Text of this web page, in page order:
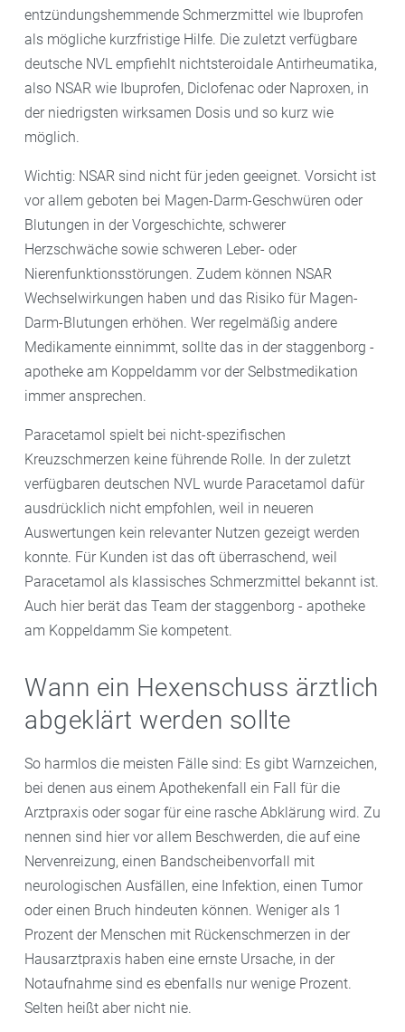
entzündungshemmende Schmerzmittel wie Ibuprofen
als mögliche kurzfristige Hilfe. Die zuletzt verfügbare
deutsche NVL empfiehlt nichtsteroidale Antirheumatika,
also NSAR wie Ibuprofen, Diclofenac oder Naproxen, in
der niedrigsten wirksamen Dosis und so kurz wie
möglich.
Wichtig: NSAR sind nicht für jeden geeignet. Vorsicht ist
vor allem geboten bei Magen-Darm-Geschwüren oder
Blutungen in der Vorgeschichte, schwerer
Herzschwäche sowie schweren Leber- oder
Nierenfunktionsstörungen. Zudem können NSAR
Wechselwirkungen haben und das Risiko für Magen-
Darm-Blutungen erhöhen. Wer regelmäßig andere
Medikamente einnimmt, sollte das in der staggenborg -
apotheke am Koppeldamm vor der Selbstmedikation
immer ansprechen.
Paracetamol spielt bei nicht-spezifischen
Kreuzschmerzen keine führende Rolle. In der zuletzt
verfügbaren deutschen NVL wurde Paracetamol dafür
ausdrücklich nicht empfohlen, weil in neueren
Auswertungen kein relevanter Nutzen gezeigt werden
konnte. Für Kunden ist das oft überraschend, weil
Paracetamol als klassisches Schmerzmittel bekannt ist.
Auch hier berät das Team der staggenborg - apotheke
am Koppeldamm Sie kompetent.
Wann ein Hexenschuss ärztlich
abgeklärt werden sollte
So harmlos die meisten Fälle sind: Es gibt Warnzeichen,
bei denen aus einem Apothekenfall ein Fall für die
Arztpraxis oder sogar für eine rasche Abklärung wird. Zu
nennen sind hier vor allem Beschwerden, die auf eine
Nervenreizung, einen Bandscheibenvorfall mit
neurologischen Ausfällen, eine Infektion, einen Tumor
oder einen Bruch hindeuten können. Weniger als 1
Prozent der Menschen mit Rückenschmerzen in der
Hausarztpraxis haben eine ernste Ursache, in der
Notaufnahme sind es ebenfalls nur wenige Prozent.
Selten heißt aber nicht nie.